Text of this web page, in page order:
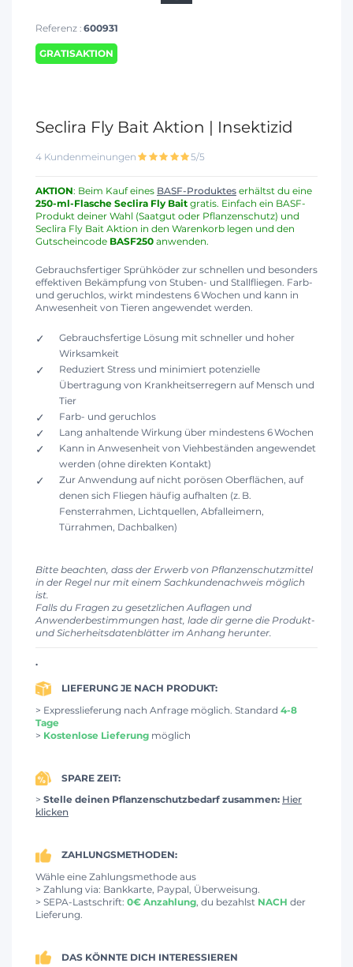
Referenz : 600931
GRATISAKTION
Seclira Fly Bait Aktion | Insektizid
4 Kundenmeinungen 5/5
AKTION: Beim Kauf eines BASF-Produktes erhältst du eine
250-ml-Flasche Seclira Fly Bait gratis. Einfach ein BASF-
Produkt deiner Wahl (Saatgut oder Pflanzenschutz) und
Seclira Fly Bait Aktion in den Warenkorb legen und den
Gutscheincode BASF250 anwenden.
Gebrauchsfertiger Sprühköder zur schnellen und besonders
effektiven Bekämpfung von Stuben- und Stallfliegen. Farb-
und geruchlos, wirkt mindestens 6 Wochen und kann in
Anwesenheit von Tieren angewendet werden.
Gebrauchsfertige Lösung mit schneller und hoher
Wirksamkeit
Reduziert Stress und minimiert potenzielle
Übertragung von Krankheitserregern auf Mensch und
Tier
Farb- und geruchlos
Lang anhaltende Wirkung über mindestens 6 Wochen
Kann in Anwesenheit von Viehbeständen angewendet
werden (ohne direkten Kontakt)
Zur Anwendung auf nicht porösen Oberflächen, auf
denen sich Fliegen häufig aufhalten (z. B.
Fensterrahmen, Lichtquellen, Abfalleimern,
Türrahmen, Dachbalken)
Bitte beachten, dass der Erwerb von Pflanzenschutzmittel
in der Regel nur mit einem Sachkundenachweis möglich
ist.
Falls du Fragen zu gesetzlichen Auflagen und
Anwenderbestimmungen hast, lade dir gerne die Produkt-
und Sicherheitsdatenblätter im Anhang herunter.
.
LIEFERUNG JE NACH PRODUKT:
> Expresslieferung nach Anfrage möglich. Standard 4-8
Tage
> Kostenlose Lieferung möglich
SPARE ZEIT:
> Stelle deinen Pflanzenschutzbedarf zusammen: Hier
klicken
ZAHLUNGSMETHODEN:
Wähle eine Zahlungsmethode aus
> Zahlung via: Bankkarte, Paypal, Überweisung.
> SEPA-Lastschrift: 0€ Anzahlung , du bezahlst NACH der
Lieferung.
DAS KÖNNTE DICH INTERESSIEREN